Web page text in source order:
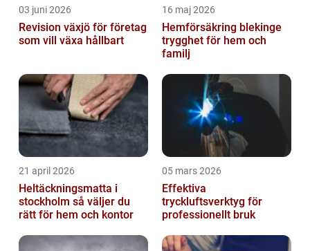
03 juni 2026
Revision växjö för företag
som vill växa hållbart
16 maj 2026
Hemförsäkring blekinge
trygghet för hem och
familj
21 april 2026
Heltäckningsmatta i
stockholm så väljer du
rätt för hem och kontor
05 mars 2026
Effektiva
tryckluftsverktyg för
professionellt bruk